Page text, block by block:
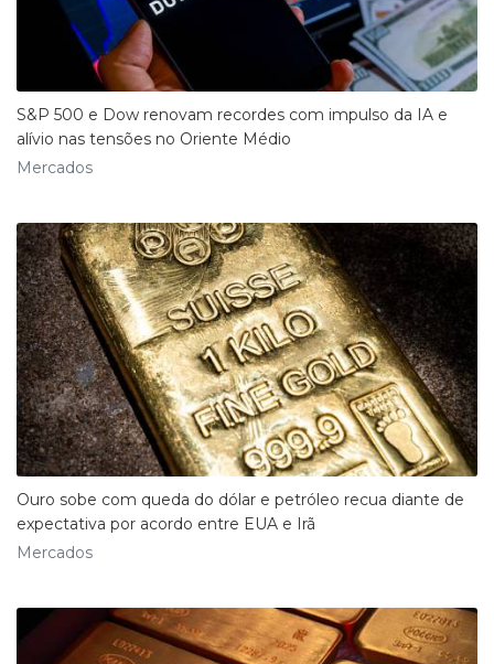
S&P 500 e Dow renovam recordes com impulso da IA e
alívio nas tensões no Oriente Médio
Mercados
Ouro sobe com queda do dólar e petróleo recua diante de
expectativa por acordo entre EUA e Irã
Mercados